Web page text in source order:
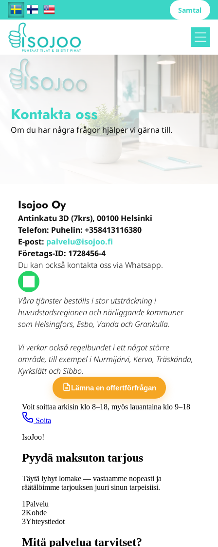
Samtal
Kontakta oss
Om du har några frågor hjälper vi gärna till.
Isojoo Oy
Antinkatu 3D (7krs), 00100 Helsinki
Telefon: Puhelin: +358413116380
E-post: palvelu@isojoo.fi
Företags-ID: 1728456-4
Du kan också kontakta oss via Whatsapp.
Våra tjänster beställs i stor utsträckning i
huvudstadsregionen och närliggande kommuner
som Helsingfors, Esbo, Vanda och Grankulla.
Vi verkar också regelbundet i ett något större
område, till exempel i Nurmijärvi, Kervo, Träskända,
Kyrkslätt och Sibbo.